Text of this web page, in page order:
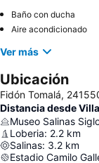
Baño con ducha
Aire acondicionado
Ver más
Ubicación
Fidón Tomalá,
Distancia desde
Museo Salinas
Loberia: 2.2 km
Salinas: 3.2 km
Estadio Camilo